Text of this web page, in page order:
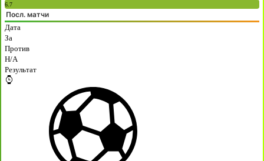
6.7
Посл. матчи
Дата
За
Против
H/A
Результат